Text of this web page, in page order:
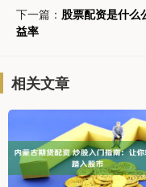
下一篇： 股票配资是什么
益率
相关文章